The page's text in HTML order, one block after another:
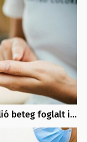
beteg foglalt i…